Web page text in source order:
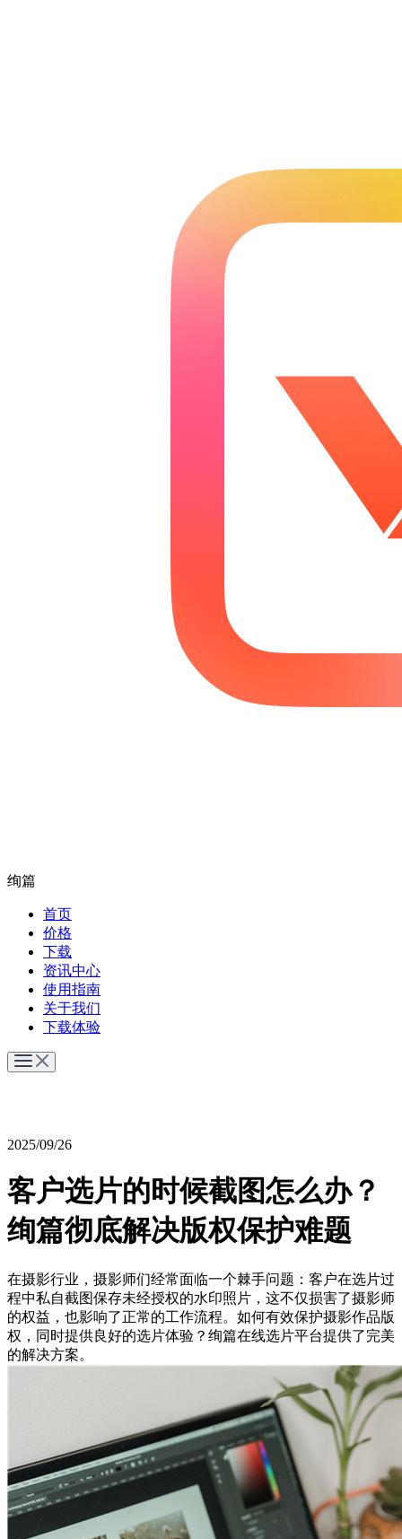
绚篇
首页
价格
下载
资讯中心
使用指南
关于我们
下载体验
2025/09/26
客户选片的时候截图怎么办？
绚篇彻底解决版权保护难题
在摄影行业，摄影师们经常面临一个棘手问题：客户在选片过
程中私自截图保存未经授权的水印照片，这不仅损害了摄影师
的权益，也影响了正常的工作流程。如何有效保护摄影作品版
权，同时提供良好的选片体验？绚篇在线选片平台提供了完美
的解决方案。